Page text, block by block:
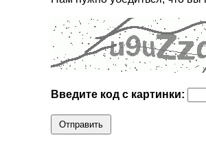
Введите код с картинки:
Отправить